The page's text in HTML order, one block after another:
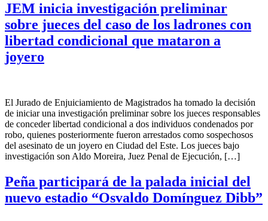
JEM inicia investigación preliminar
sobre jueces del caso de los ladrones con
libertad condicional que mataron a
joyero
El Jurado de Enjuiciamiento de Magistrados ha tomado la decisión
de iniciar una investigación preliminar sobre los jueces responsables
de conceder libertad condicional a dos individuos condenados por
robo, quienes posteriormente fueron arrestados como sospechosos
del asesinato de un joyero en Ciudad del Este. Los jueces bajo
investigación son Aldo Moreira, Juez Penal de Ejecución, […]
Peña participará de la palada inicial del
nuevo estadio “Osvaldo Domínguez Dibb”